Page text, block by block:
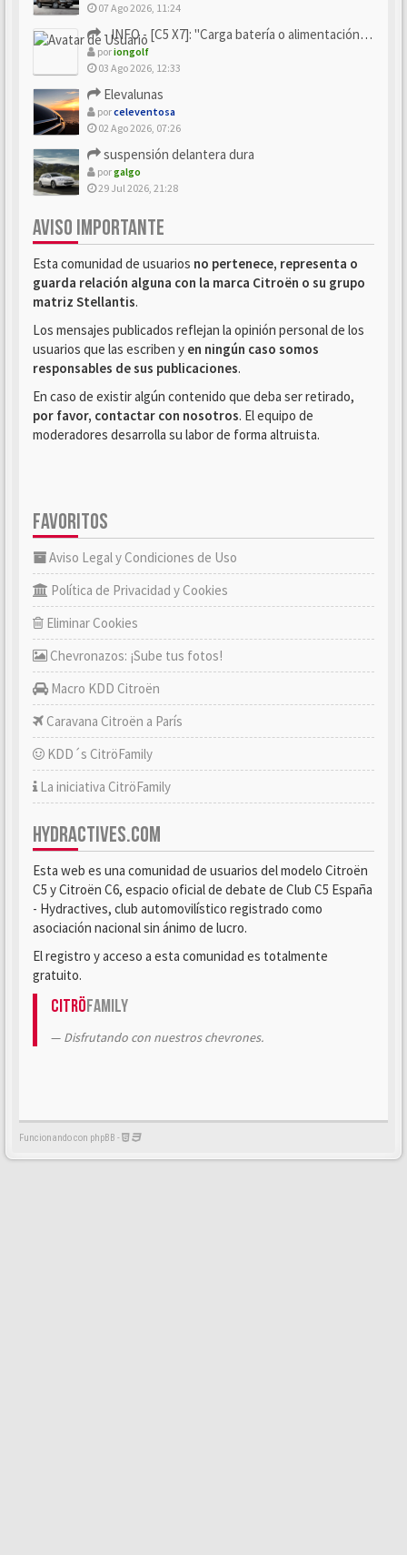
07 Ago 2026, 11:24
- INFO - [C5 X7]: "Carga batería o alimentación eléctri...
poriongolf
03 Ago 2026, 12:33
Elevalunas
porceleventosa
02 Ago 2026, 07:26
suspensión delantera dura
porgalgo
29 Jul 2026, 21:28
AVISO IMPORTANTE
Esta comunidad de usuarios no pertenece, representa o
guarda relación alguna con la marca Citroën o su grupo
matriz Stellantis.
Los mensajes publicados reflejan la opinión personal de los
usuarios que las escriben y en ningún caso somos
responsables de sus publicaciones.
En caso de existir algún contenido que deba ser retirado,
por favor, contactar con nosotros. El equipo de
moderadores desarrolla su labor de forma altruista.
FAVORITOS
Aviso Legal y Condiciones de Uso
Política de Privacidad y Cookies
Eliminar Cookies
Chevronazos: ¡Sube tus fotos!
Macro KDD Citroën
Caravana Citroën a París
KDD´s CitröFamily
La iniciativa CitröFamily
HYDRACTIVES.COM
Esta web es una comunidad de usuarios del modelo Citroën
C5 y Citroën C6, espacio oficial de debate de Club C5 España
- Hydractives, club automovilístico registrado como
asociación nacional sin ánimo de lucro.
El registro y acceso a esta comunidad es totalmente
gratuito.
CitröFamily
Disfrutando con nuestros chevrones.
Funcionando con phpBB -